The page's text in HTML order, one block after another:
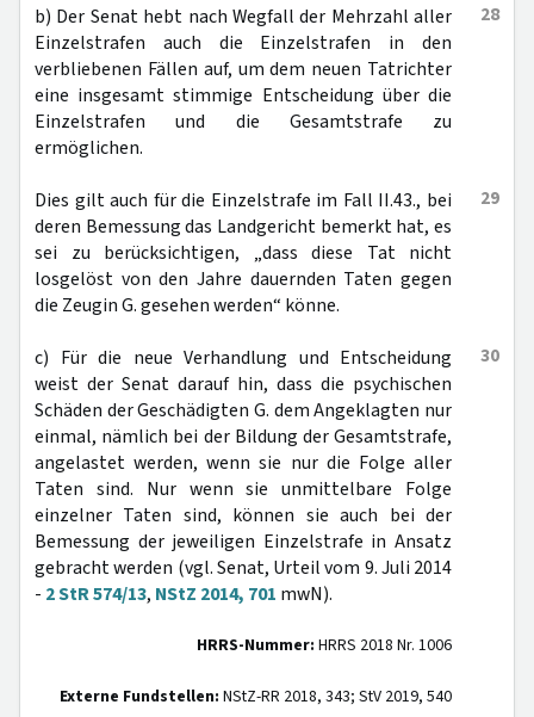
28
b) Der Senat hebt nach Wegfall der Mehrzahl aller
Einzelstrafen auch die Einzelstrafen in den
verbliebenen Fällen auf, um dem neuen Tatrichter
eine insgesamt stimmige Entscheidung über die
Einzelstrafen und die Gesamtstrafe zu
ermöglichen.
29
Dies gilt auch für die Einzelstrafe im Fall II.43., bei
deren Bemessung das Landgericht bemerkt hat, es
sei zu berücksichtigen, „dass diese Tat nicht
losgelöst von den Jahre dauernden Taten gegen
die Zeugin G. gesehen werden“ könne.
30
c) Für die neue Verhandlung und Entscheidung
weist der Senat darauf hin, dass die psychischen
Schäden der Geschädigten G. dem Angeklagten nur
einmal, nämlich bei der Bildung der Gesamtstrafe,
angelastet werden, wenn sie nur die Folge aller
Taten sind. Nur wenn sie unmittelbare Folge
einzelner Taten sind, können sie auch bei der
Bemessung der jeweiligen Einzelstrafe in Ansatz
gebracht werden (vgl. Senat, Urteil vom 9. Juli 2014
- 2 StR 574/13, NStZ 2014, 701 mwN).
HRRS-Nummer: HRRS 2018 Nr. 1006
Externe Fundstellen: NStZ-RR 2018, 343; StV 2019, 540